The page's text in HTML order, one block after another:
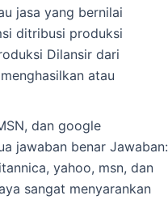
jasa yang bernilai
ditribusi produksi
Dilansir dari
atau
dan google
jawaban benar Jawaban:
yahoo, msn, dan
sangat menyarankan